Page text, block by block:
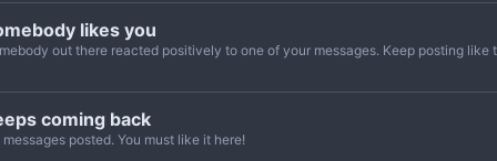
likes you
out there reacted positively to one of your messages. Keep posting like
coming back
posted. You must like it here!